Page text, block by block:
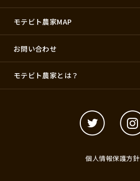
モテビト農家MAP
お問い合わせ
モテビト農家とは？
個人情報保護方針